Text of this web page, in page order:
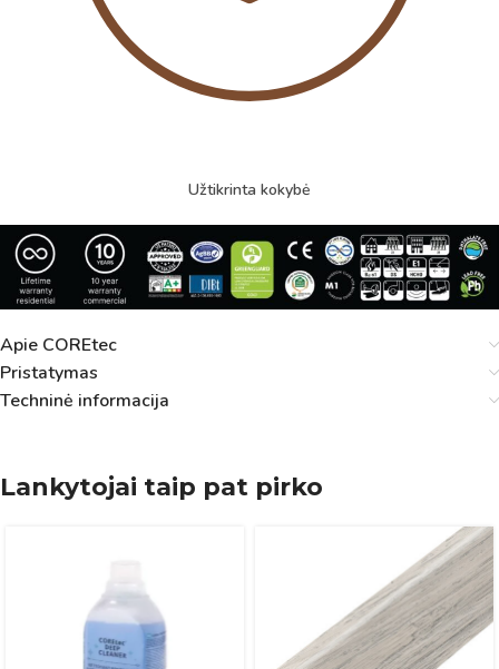
Užtikrinta kokybė
Apie COREtec
Pristatymas
Techninė informacija
Lankytojai taip pat pirko